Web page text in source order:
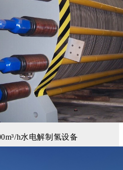
h水电解制氢设备